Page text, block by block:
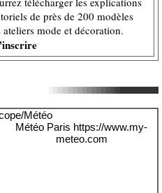
de près de 200 modèles
mode et décoration.
Météo Paris https://www.my-
meteo.com